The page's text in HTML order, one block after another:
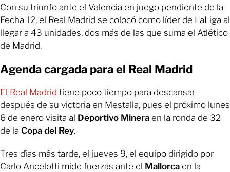
Con su triunfo ante el Valencia en juego pendiente de la
Fecha 12, el Real Madrid se colocó como líder de LaLiga al
llegar a 43 unidades, dos más de las que suma el Atlético
de Madrid.
Agenda cargada para el Real Madrid
El Real Madrid tiene poco tiempo para descansar
después de su victoria en Mestalla, pues el próximo lunes
6 de enero visita al Deportivo Minera en la ronda de 32
de la Copa del Rey.
Tres días más tarde, el jueves 9, el equipo dirigido por
Carlo Ancelotti mide fuerzas ante el Mallorca en la